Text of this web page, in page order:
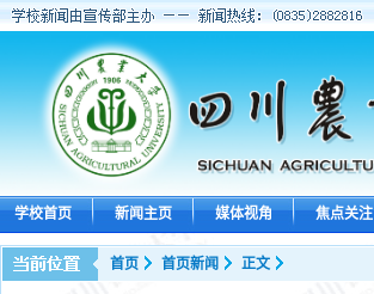
学校首页 新闻主页 媒体视角 焦点关注
首页 首页新闻 正文